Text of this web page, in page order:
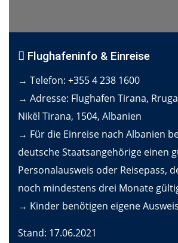
Flughafeninfo & Einreise
→ Telefon: +355 4 238 1600
→ Adresse: Flughafen Tirana,
Nikël Tirana, 1504, Albanien
→ Für die Einreise nach Albanien
deutsche Staatsangehörige einen
Personalausweis oder Reisepass,
noch mindestens drei Monate
→ Kinder benötigen eigene
Stand: 17.06.2021